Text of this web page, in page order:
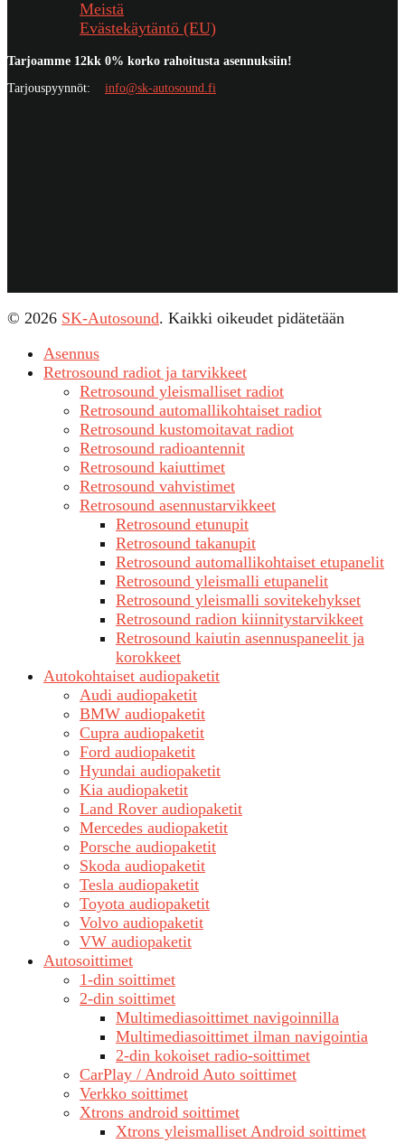
Meistä
Evästekäytäntö (EU)
Tarjoamme 12kk 0% korko rahoitusta asennuksiin!
Tarjouspyynnöt: info@sk-autosound.fi
© 2026 SK-Autosound. Kaikki oikeudet pidätetään
Asennus
Retrosound radiot ja tarvikkeet
Retrosound yleismalliset radiot
Retrosound automallikohtaiset radiot
Retrosound kustomoitavat radiot
Retrosound radioantennit
Retrosound kaiuttimet
Retrosound vahvistimet
Retrosound asennustarvikkeet
Retrosound etunupit
Retrosound takanupit
Retrosound automallikohtaiset etupanelit
Retrosound yleismalli etupanelit
Retrosound yleismalli sovitekehykset
Retrosound radion kiinnitystarvikkeet
Retrosound kaiutin asennuspaneelit ja
korokkeet
Autokohtaiset audiopaketit
Audi audiopaketit
BMW audiopaketit
Cupra audiopaketit
Ford audiopaketit
Hyundai audiopaketit
Kia audiopaketit
Land Rover audiopaketit
Mercedes audiopaketit
Porsche audiopaketit
Skoda audiopaketit
Tesla audiopaketit
Toyota audiopaketit
Volvo audiopaketit
VW audiopaketit
Autosoittimet
1-din soittimet
2-din soittimet
Multimediasoittimet navigoinnilla
Multimediasoittimet ilman navigointia
2-din kokoiset radio-soittimet
CarPlay / Android Auto soittimet
Verkko soittimet
Xtrons android soittimet
Xtrons yleismalliset Android soittimet